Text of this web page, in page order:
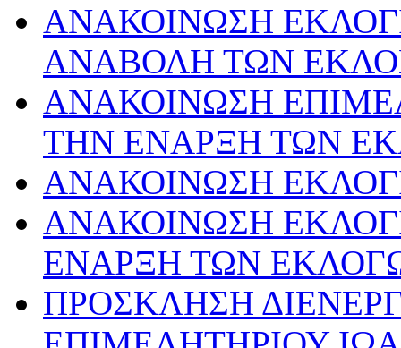
ΑΝΑΚΟΙΝΩΣΗ
ΑΝΑΒΟΛΗ ΤΩΝ
ΑΝΑΚΟΙΝΩΣΗ
ΤΗΝ ΕΝΑΡΞΗ ΤΩΝ
ΑΝΑΚΟΙΝΩΣΗ
ΑΝΑΚΟΙΝΩΣΗ
ΕΝΑΡΞΗ ΤΩΝ
ΠΡΟΣΚΛΗΣΗ